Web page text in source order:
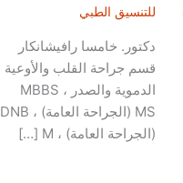
للتنسيق الطبي
دكتور. خامسا رافيشانكار
قسم جراحة القلب والأوعية
الدموية والصدر MBBS ،
MS (الجراحة العامة) ، DNB
(الجراحة العامة) ، M […]